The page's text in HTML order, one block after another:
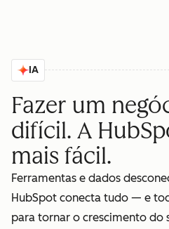
IA
Fazer um
difícil. A
mais fácil.
Ferramentas e dados
HubSpot conecta tudo — e
para tornar o crescimento do